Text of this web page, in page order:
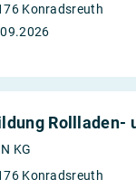
Konradsreuth
Rollladen-
KG
Konradsreuth